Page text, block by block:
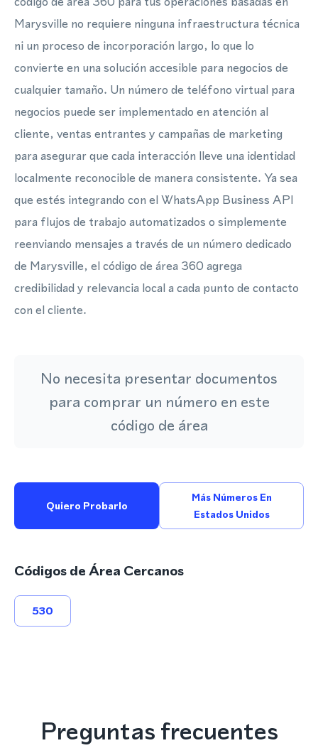
Marysville no requiere ninguna infraestructura técnica
ni un proceso de incorporación largo, lo que lo
convierte en una solución accesible para negocios de
cualquier tamaño. Un número de teléfono virtual para
negocios puede ser implementado en atención al
cliente, ventas entrantes y campañas de marketing
para asegurar que cada interacción lleve una identidad
localmente reconocible de manera consistente. Ya sea
que estés integrando con el WhatsApp Business API
para flujos de trabajo automatizados o simplemente
reenviando mensajes a través de un número dedicado
de Marysville, el código de área 360 agrega
credibilidad y relevancia local a cada punto de contacto
con el cliente.
No necesita presentar documentos
para comprar un número en este
código de área
Quiero Probarlo
Más Números En
Estados Unidos
Códigos de Área Cercanos
530
Preguntas frecuentes